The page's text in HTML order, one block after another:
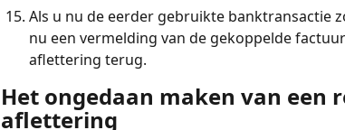
Als u nu de eerder gebruikte banktransactie
nu een vermelding van de gekoppelde
aflettering terug.
Het ongedaan maken van een
aflettering